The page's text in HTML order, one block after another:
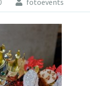
fotoevents